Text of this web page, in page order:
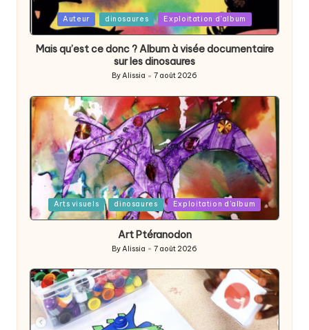
Posted
in
Auteur dinosaures Exploitation d'album
Mais qu’est ce donc ? Album à visée documentaire
sur les dinosaures
Posted
ByAlissia 7 août 2026
Posted
in
Arts visuels dinosaures Exploitation d'album
Art Ptéranodon
Posted
ByAlissia 7 août 2026